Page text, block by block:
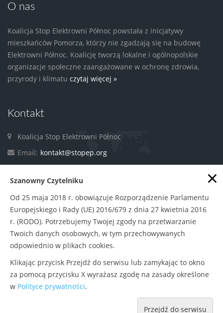
O nas
Koalicja Stop Elektrowni Północ powstała z inicjatywy
mieszkańców Pomorza, którzy nie zgadzają się na budowę
Elektrowni Północ. Koalicję tworzą lokalne i ogólnopolskie
organizacje społeczne zaangażowane w ochronę zdrowia,
przyrody i klimatu czytaj więcej »
Kontakt
Koalicja Stop Elektrowni Północ
Email: kontakt@stopep.org
Facebook
Polityka prywatności|Zasady udostępniania© Copyright
Stowarzyszenie Pracownia na rzecz Wszystkich Istot
×
Szanowny Czytelniku
Od 25 maja 2018 r. obowiązuje Rozporządzenie Parlamentu
Europejskiego i Rady (UE) 2016/679 z dnia 27 kwietnia 2016
r. (RODO). Potrzebujemy Twojej zgody na przetwarzanie
Twoich danych osobowych, w tym przechowywanych
odpowiednio w plikach cookies.
Klikając przycisk Przejdź do serwisu lub zamykając to okno
za pomocą przycisku X wyrażasz zgodę na zasady określone
w Polityce prywatności.
Przejdź do serwisu